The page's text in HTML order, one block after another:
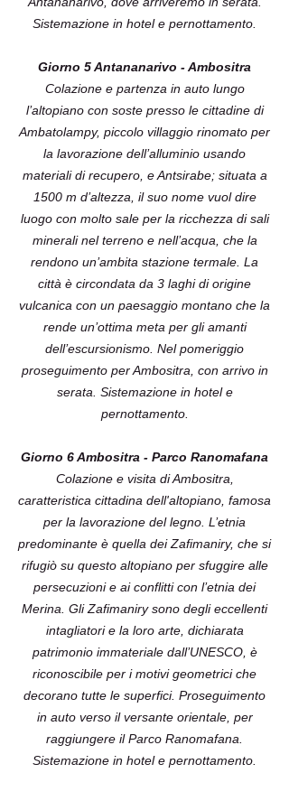
Sistemazione in hotel e pernottamento.
Giorno 5 Antananarivo - Ambositra
Colazione e partenza in auto lungo
l’altopiano con soste presso le cittadine di
Ambatolampy, piccolo villaggio rinomato per
la lavorazione dell’alluminio usando
materiali di recupero, e Antsirabe; situata a
1500 m d’altezza, il suo nome vuol dire
luogo con molto sale per la ricchezza di sali
minerali nel terreno e nell’acqua, che la
rendono un’ambita stazione termale. La
città è circondata da 3 laghi di origine
vulcanica con un paesaggio montano che la
rende un’ottima meta per gli amanti
dell’escursionismo. Nel pomeriggio
proseguimento per Ambositra, con arrivo in
serata. Sistemazione in hotel e
pernottamento.
Giorno 6 Ambositra - Parco Ranomafana
Colazione e visita di Ambositra,
caratteristica cittadina dell'altopiano, famosa
per la lavorazione del legno. L’etnia
predominante è quella dei Zafimaniry, che si
rifugiò su questo altopiano per sfuggire alle
persecuzioni e ai conflitti con l’etnia dei
Merina. Gli Zafimaniry sono degli eccellenti
intagliatori e la loro arte, dichiarata
patrimonio immateriale dall’UNESCO, è
riconoscibile per i motivi geometrici che
decorano tutte le superfici. Proseguimento
in auto verso il versante orientale, per
raggiungere il Parco Ranomafana.
Sistemazione in hotel e pernottamento.